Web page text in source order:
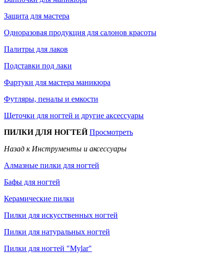
Защита для мастера
Одноразовая продукция для салонов красоты
Палитры для лаков
Подставки под лаки
Фартуки для мастера маникюра
Футляры, пеналы и емкости
Щеточки для ногтей и другие аксессуары
ПИЛКИ ДЛЯ НОГТЕЙПросмотреть
Назад к Инструменты и аксессуары
Алмазные пилки для ногтей
Бафы для ногтей
Керамические пилки
Пилки для искусственных ногтей
Пилки для натуральных ногтей
Пилки для ногтей "Mylar"